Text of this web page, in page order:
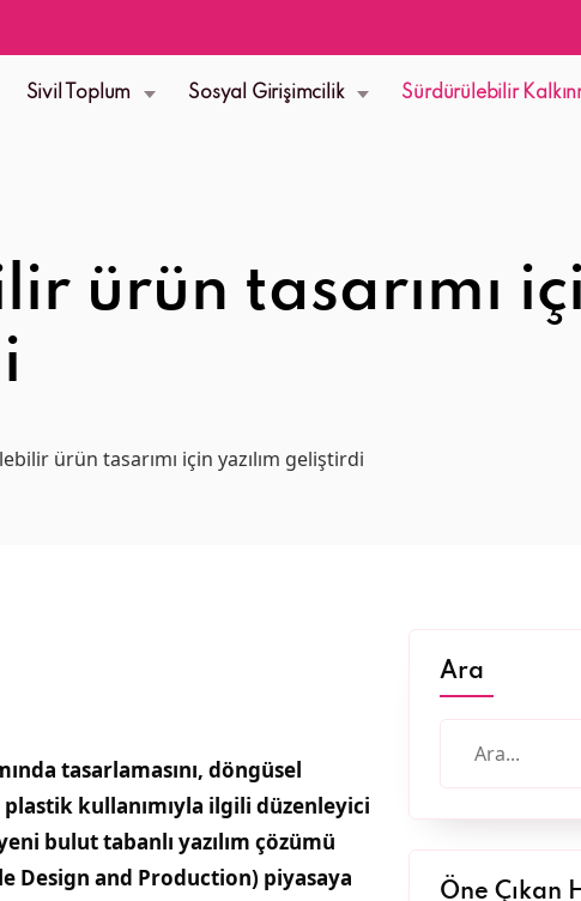
Sivil Toplum Sosyal Girişimcilik Sürdürülebilir
ürün tasarımı
ürün tasarımı için yazılım geliştirdi
tasarlamasını, döngüsel
kullanımıyla ilgili düzenleyici
bulut tabanlı yazılım çözümü
Design and Production) piyasaya
Ara
Öne Çıkan